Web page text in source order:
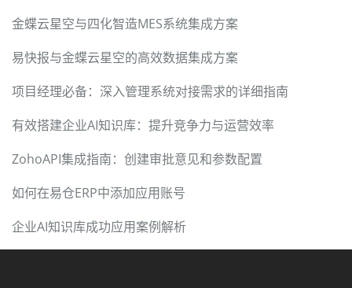
金蝶云星空与四化智造MES系统集成方案
易快报与金蝶云星空的高效数据集成方案
项目经理必备：深入管理系统对接需求的详细指南
有效搭建企业AI知识库：提升竞争力与运营效率
ZohoAPI集成指南：创建审批意见和参数配置
如何在易仓ERP中添加应用账号
企业AI知识库成功应用案例解析